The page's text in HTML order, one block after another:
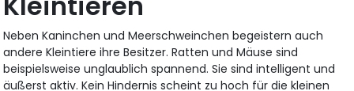
Neben Kaninchen und Meerschweinchen begeistern auch
andere Kleintiere ihre Besitzer. Ratten und Mäuse sind
beispielsweise unglaublich spannend. Sie sind intelligent und
äußerst aktiv. Kein Hindernis scheint zu hoch für die kleinen